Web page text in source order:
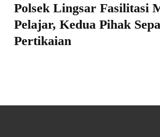
Polsek Lingsar Fasilitasi
Pelajar, Kedua Pihak
Pertikaian